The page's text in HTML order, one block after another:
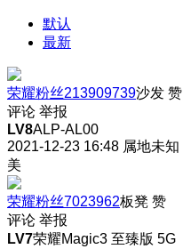
默认
最新
荣耀粉丝213909739沙发 赞
评论 举报
LV8ALP-AL00
2021-12-23 16:48 属地未知
美
荣耀粉丝7023962板凳 赞
评论 举报
LV7荣耀Magic3 至臻版 5G